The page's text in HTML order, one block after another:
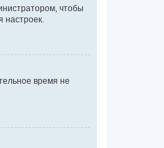
чтобы
время не